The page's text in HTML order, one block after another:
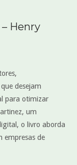
– Henry
desejam
para otimizar
um
o livro aborda
empresas de